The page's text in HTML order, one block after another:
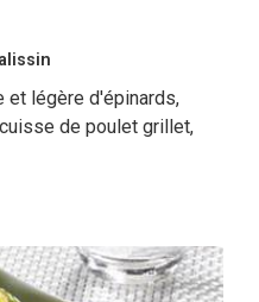
légère d'épinards,
de poulet grillet,